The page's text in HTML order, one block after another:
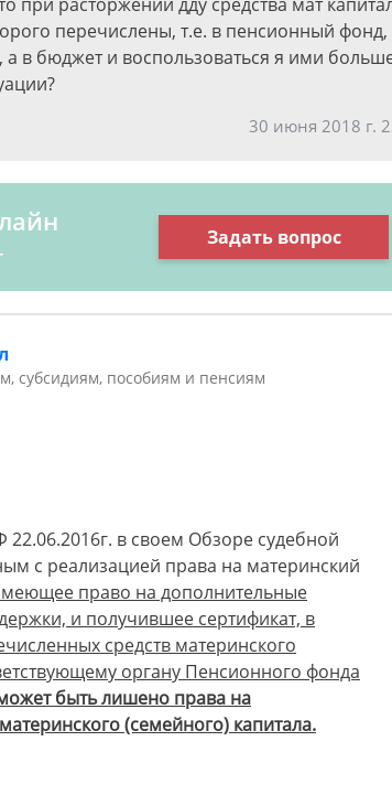
перечислены, т.е. в пенсионный
а в бюджет и воспользоваться я ими
30 июня 2018 г.
Задать вопрос
субсидиям, пособиям и пенсиям
22.06.2016г. в своем Обзоре судебной
с реализацией права на материнский
право на дополнительные
и получившее сертификат, в
средств материнского
органу Пенсионного фонда
быть лишено права на
(семейного) капитала.